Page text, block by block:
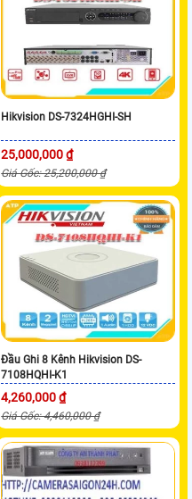
Hikvision DS-7324HGHI-SH
25,000,000 ₫
Giá Gốc: 25,200,000 ₫
Đầu Ghi 8 Kênh Hikvision DS-
7108HQHI-K1
4,260,000 ₫
Giá Gốc: 4,460,000 ₫